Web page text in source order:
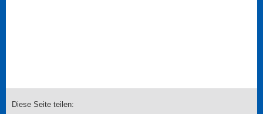
Diese Seite teilen: